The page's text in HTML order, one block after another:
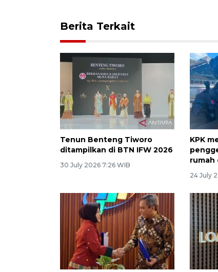
Berita Terkait
Tenun Benteng Tiworo
ditampilkan di BTN IFW 2026
30 July 2026 7:26 WIB
KPK
rumah
24 July